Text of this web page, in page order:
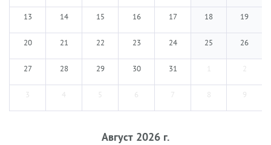
13 14 15 16 17 18 19
20 21 22 23 24 25 26
27 28 29 30 31 1 2
3 4 5 6 7 8 9
Август 2026 г.